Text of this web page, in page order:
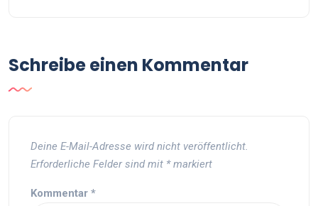
Schreibe einen Kommentar
Deine E-Mail-Adresse wird nicht veröffentlicht.
Erforderliche Felder sind mit *markiert
Kommentar *